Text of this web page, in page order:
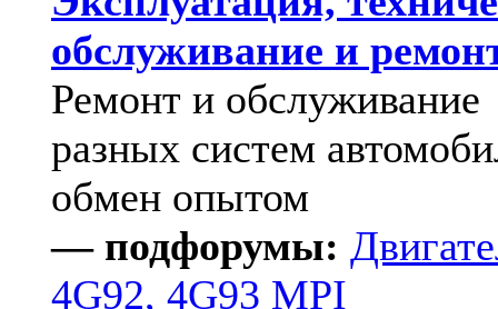
обслуживание и
Ремонт и обслуживание
разных систем
обмен опытом
— подфорумы:
4G92, 4G93 MPI